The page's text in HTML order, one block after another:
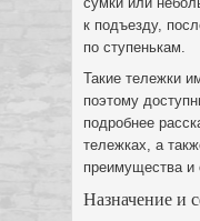
к подъезду,
по ступенькам.
Такие тележки
поэтому
подробнее
тележках, а
преимущества и
Назначение и